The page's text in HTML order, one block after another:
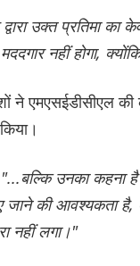
उक्त प्रतिमा
नहीं होगा,
ने एमएसईडीसीएल की
"...बल्कि उनका कहना
जाने की आवश्यकता है,
नहीं लगा।"